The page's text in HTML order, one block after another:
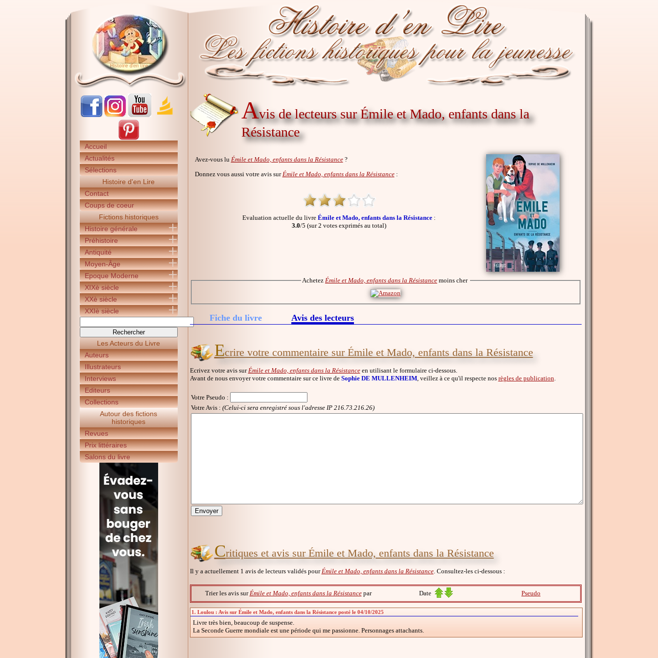
Accueil
Actualités
Sélections
Histoire d'en Lire
Contact
Coups de coeur
Fictions historiques
Histoire générale
Préhistoire
Antiquité
Moyen-Âge
Epoque Moderne
XIXè siècle
XXè siècle
XXIè siècle
Les Acteurs du Livre
Auteurs
Illustrateurs
Interviews
Editeurs
Collections
Autour des fictions
historiques
Revues
Prix littéraires
Salons du livre
Avis de lecteurs sur Émile et Mado, enfants dans la
Résistance
Avez-vous lu Émile et Mado, enfants dans la Résistance?
Donnez vous aussi votre avis sur Émile et Mado, enfants dans la Résistance:
Evaluation actuelle du livre Émile et Mado, enfants dans la Résistance :
3.0/5 (sur 2 votes exprimés au total)
Achetez Émile et Mado, enfants dans la Résistance moins cher
Fiche du livre Avis des lecteurs
Ecrire votre commentaire sur Émile et Mado, enfants dans la Résistance
Ecrivez votre avis sur Émile et Mado, enfants dans la Résistanceen utilisant le formulaire ci-dessous.
Avant de nous envoyer votre commentaire sur ce livre de Sophie DE MULLENHEIM, veillez à ce qu'il respecte nos règles de publication
Votre Pseudo :
Votre Avis : (Celui-ci sera enregistré sous l'adresse IP 216.73.216.26)
Critiques et avis sur Émile et Mado, enfants dans la Résistance
Il y a actuellement 1 avis de lecteurs validés pourÉmile et Mado, enfants dans la Résistance. Consultez-les ci-dessous :
Trier les avis sur Émile et Mado, enfants dans la Résistancepar Date Pseudo
1. Loulou : Avis sur Émile et Mado, enfants dans la Résistance posté le 04/10/2025
Livre très bien, beaucoup de suspense.
La Seconde Guerre mondiale est une période qui me passionne. Personnages attachants.